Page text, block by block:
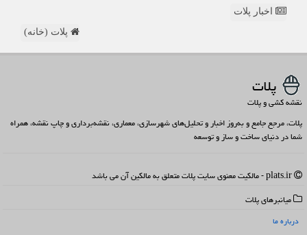
اخبار پلات
پلات (خانه)
پلات
نقشه کشی و پلات
پلات، مرجع جامع و به‌روز اخبار و تحلیل‌های شهرسازی، معماری، نقشه‌برداری و چاپ نقشه، همراه
شما در دنیای ساخت و ساز و توسعه
میانبرهای پلات
درباره ما